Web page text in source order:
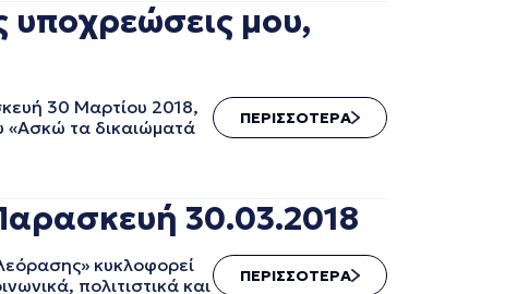
μου,
30 Μαρτίου 2018,
τα δικαιώματά
ΠΕΡΙΣΣΟΤΕΡΑ
30.03.2018
κυκλοφορεί
πολιτιστικά και
ΠΕΡΙΣΣΟΤΕΡΑ